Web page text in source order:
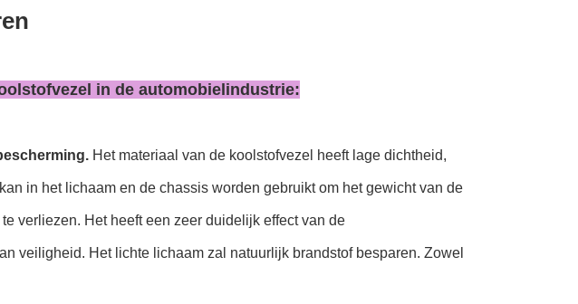
in de automobielindustrie:
Het materiaal van de koolstofvezel heeft lage dichtheid,
in het lichaam en de chassis worden gebruikt om het gewicht van de
verliezen. Het heeft een zeer duidelijk effect van de
veiligheid. Het lichte lichaam zal natuurlijk brandstof besparen. Zowel